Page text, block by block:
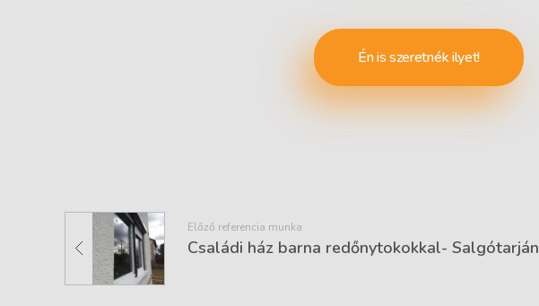
Én is szeretnék ilyet!
Előző referencia munka
Családi ház barna redőnytokokkal- Salgótarján